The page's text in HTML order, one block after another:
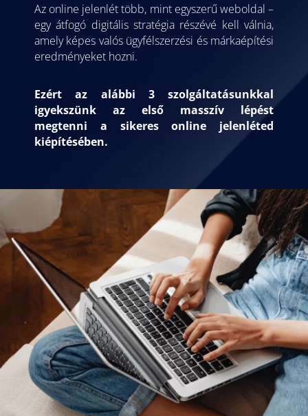
Az online jelenlét több, mint egyszerű weboldal –
egy átfogó digitális stratégia részévé kell válnia,
amely képes valós ügyfélszerzési és márkaépítési
eredményeket hozni.
Ezért az alábbi 3 szolgáltatásunkkal
igyekszünk az első masszív lépést
megtenni a sikeres online jelenléted
kiépítésében.